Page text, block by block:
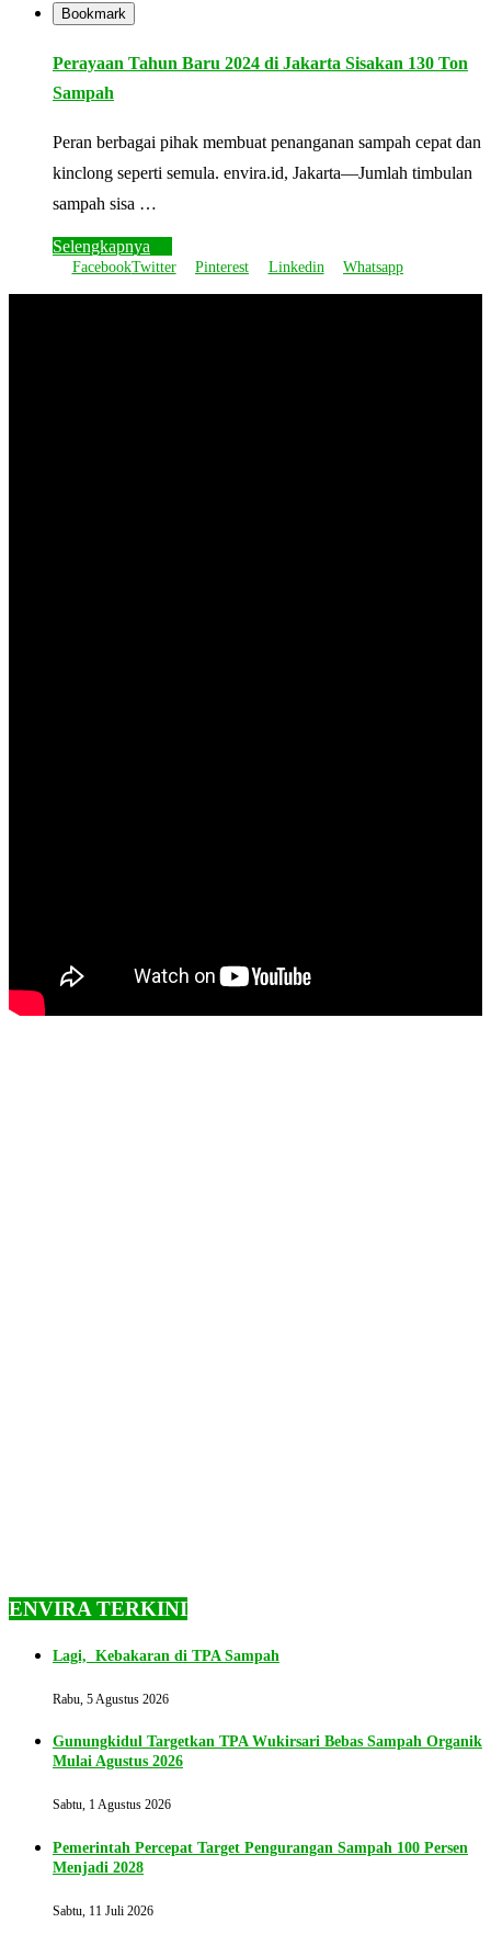
Bookmark
Perayaan Tahun Baru 2024 di Jakarta Sisakan 130 Ton
Sampah
Peran berbagai pihak membuat penanganan sampah cepat dan
kinclong seperti semula. envira.id, Jakarta—Jumlah timbulan
sampah sisa …
Selengkapnya
FacebookTwitter Pinterest Linkedin Whatsapp
ENVIRA TERKINI
Lagi, Kebakaran di TPA Sampah
Rabu, 5 Agustus 2026
Gunungkidul Targetkan TPA Wukirsari Bebas Sampah Organik
Mulai Agustus 2026
Sabtu, 1 Agustus 2026
Pemerintah Percepat Target Pengurangan Sampah 100 Persen
Menjadi 2028
Sabtu, 11 Juli 2026